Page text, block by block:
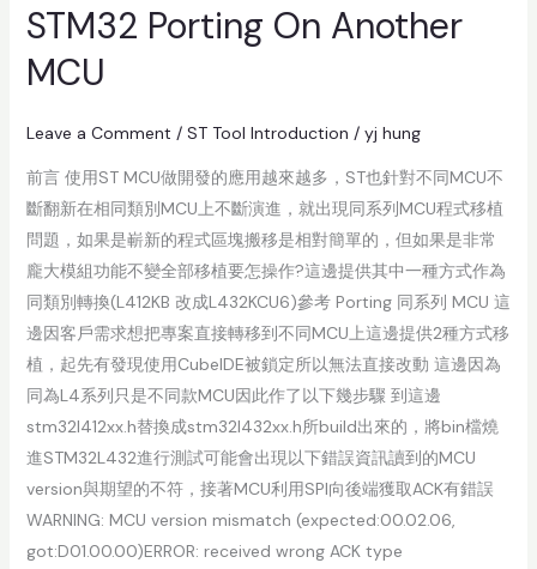
STM32 Porting On Another
MCU
Leave a Comment / ST Tool Introduction / yj hung
前言 使用ST MCU做開發的應用越來越多，ST也針對不同MCU不
斷翻新在相同類別MCU上不斷演進，就出現同系列MCU程式移植
問題，如果是嶄新的程式區塊搬移是相對簡單的，但如果是非常
龐大模組功能不變全部移植要怎操作?這邊提供其中一種方式作為
同類別轉換(L412KB 改成L432KCU6)參考 Porting 同系列 MCU 這
邊因客戶需求想把專案直接轉移到不同MCU上這邊提供2種方式移
植，起先有發現使用CubeIDE被鎖定所以無法直接改動 這邊因為
同為L4系列只是不同款MCU因此作了以下幾步驟 到這邊
stm32l412xx.h替換成stm32l432xx.h所build出來的，將bin檔燒
進STM32L432進行測試可能會出現以下錯誤資訊讀到的MCU
version與期望的不符，接著MCU利用SPI向後端獲取ACK有錯誤
WARNING: MCU version mismatch (expected:00.02.06,
got:D01.00.00)ERROR: received wrong ACK type